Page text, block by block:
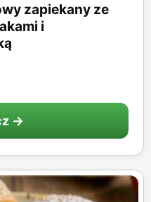
zapiekany ze
i
→